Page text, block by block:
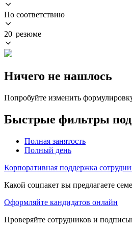
По соответствию
20 резюме
Ничего не нашлось
Попробуйте изменить
Быстрые фильтры
Полная занятость
Полный день
Корпоративная поддержка
Какой соцпакет вы предлагаете
Оформляйте кандидатов онлайн
Проверяйте сотрудников и